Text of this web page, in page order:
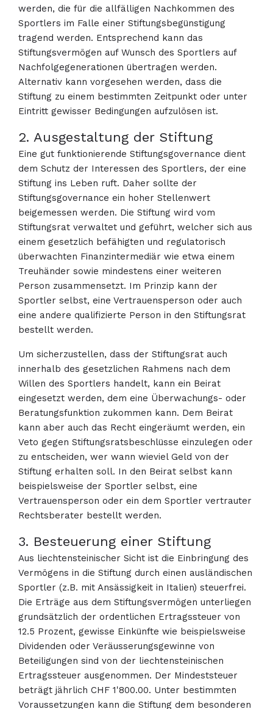
werden, die für die allfälligen Nachkommen des
Sportlers im Falle einer Stiftungsbegünstigung
tragend werden. Entsprechend kann das
Stiftungsvermögen auf Wunsch des Sportlers auf
Nachfolgegenerationen übertragen werden.
Alternativ kann vorgesehen werden, dass die
Stiftung zu einem bestimmten Zeitpunkt oder unter
Eintritt gewisser Bedingungen aufzulösen ist.
2. Ausgestaltung der Stiftung
Eine gut funktionierende Stiftungsgovernance dient
dem Schutz der Interessen des Sportlers, der eine
Stiftung ins Leben ruft. Daher sollte der
Stiftungsgovernance ein hoher Stellenwert
beigemessen werden. Die Stiftung wird vom
Stiftungsrat verwaltet und geführt, welcher sich aus
einem gesetzlich befähigten und regulatorisch
überwachten Finanzintermediär wie etwa einem
Treuhänder sowie mindestens einer weiteren
Person zusammensetzt. Im Prinzip kann der
Sportler selbst, eine Vertrauensperson oder auch
eine andere qualifizierte Person in den Stiftungsrat
bestellt werden.
Um sicherzustellen, dass der Stiftungsrat auch
innerhalb des gesetzlichen Rahmens nach dem
Willen des Sportlers handelt, kann ein Beirat
eingesetzt werden, dem eine Überwachungs- oder
Beratungsfunktion zukommen kann. Dem Beirat
kann aber auch das Recht eingeräumt werden, ein
Veto gegen Stiftungsratsbeschlüsse einzulegen oder
zu entscheiden, wer wann wieviel Geld von der
Stiftung erhalten soll. In den Beirat selbst kann
beispielsweise der Sportler selbst, eine
Vertrauensperson oder ein dem Sportler vertrauter
Rechtsberater bestellt werden.
3. Besteuerung einer Stiftung
Aus liechtensteinischer Sicht ist die Einbringung des
Vermögens in die Stiftung durch einen ausländischen
Sportler (z.B. mit Ansässigkeit in Italien) steuerfrei.
Die Erträge aus dem Stiftungsvermögen unterliegen
grundsätzlich der ordentlichen Ertragssteuer von
12.5 Prozent, gewisse Einkünfte wie beispielsweise
Dividenden oder Veräusserungsgewinne von
Beteiligungen sind von der liechtensteinischen
Ertragssteuer ausgenommen. Der Mindeststeuer
beträgt jährlich CHF 1'800.00. Unter bestimmten
Voraussetzungen kann die Stiftung dem besonderen